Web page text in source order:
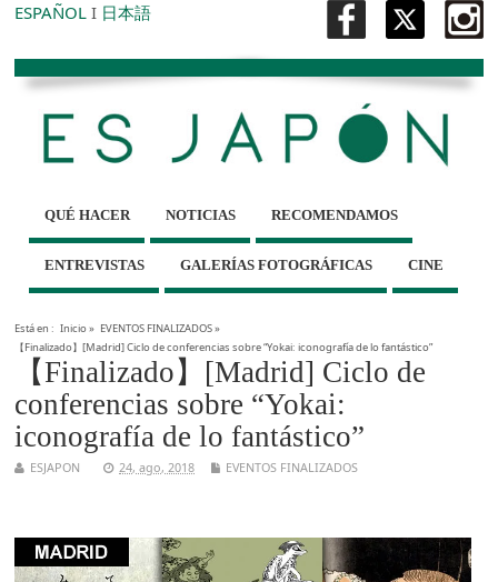
ESPAÑOL I 日本語
QUÉ HACER NOTICIAS RECOMENDAMOS
ENTREVISTAS GALERÍAS FOTOGRÁFICAS CINE
Está en : Inicio» EVENTOS FINALIZADOS»
【Finalizado】[Madrid] Ciclo de conferencias sobre “Yokai: iconografía de lo fantástico”
【Finalizado】[Madrid] Ciclo de
conferencias sobre “Yokai:
iconografía de lo fantástico”
ESJAPON 24, ago, 2018 EVENTOS FINALIZADOS